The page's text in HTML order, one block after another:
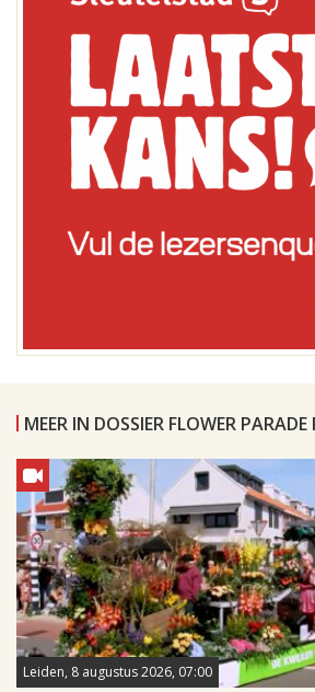
MEER IN DOSSIER FLOWER PARADE
Leiden, 8 augustus 2026, 07:00